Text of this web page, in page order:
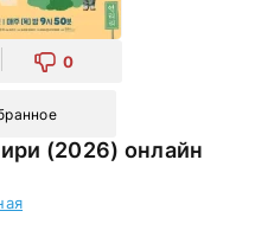
Сельская жизнь в Ëннири (2026) онлайн
0